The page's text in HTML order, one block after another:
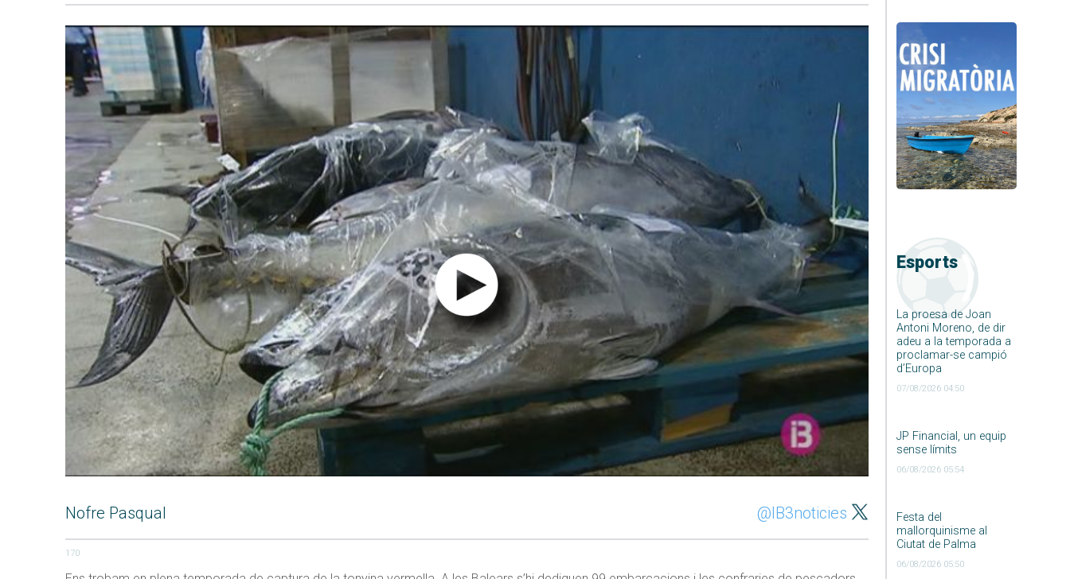
Esports
La proesa de Joan
Antoni Moreno, de dir
adeu a la temporada a
proclamar-se campió
d’Europa
07/08/2026 04:50
JP Financial, un equip
sense límits
06/08/2026 05:54
Festa del
mallorquinisme al
Ciutat de Palma
06/08/2026 05:50
Nofre Pasqual @IB3noticies
170